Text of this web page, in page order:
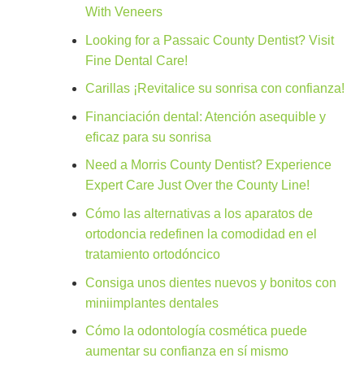
With Veneers
Looking for a Passaic County Dentist? Visit
Fine Dental Care!
Carillas ¡Revitalice su sonrisa con confianza!
Financiación dental: Atención asequible y
eficaz para su sonrisa
Need a Morris County Dentist? Experience
Expert Care Just Over the County Line!
Cómo las alternativas a los aparatos de
ortodoncia redefinen la comodidad en el
tratamiento ortodóncico
Consiga unos dientes nuevos y bonitos con
miniimplantes dentales
Cómo la odontología cosmética puede
aumentar su confianza en sí mismo